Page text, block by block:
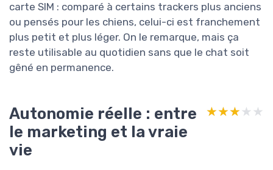
carte SIM : comparé à certains trackers plus anciens
ou pensés pour les chiens, celui-ci est franchement
plus petit et plus léger. On le remarque, mais ça
reste utilisable au quotidien sans que le chat soit
gêné en permanence.
Autonomie réelle : entre
le marketing et la vraie
vie
★★★★★
★★★★★